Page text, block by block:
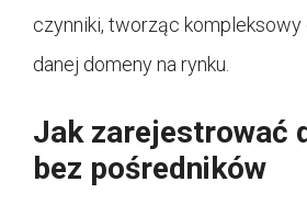
czynniki, tworząc
danej domeny na rynku.
Jak zarejestrować
bez pośredników